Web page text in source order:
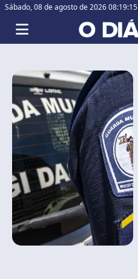
Sábado,08 de agosto de 2026 08:19:16